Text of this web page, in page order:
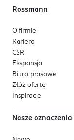
Rossmann
O firmie
Kariera
CSR
Ekspansja
Biuro prasowe
Złóż ofertę
Inspiracje
Nasze oznaczenia